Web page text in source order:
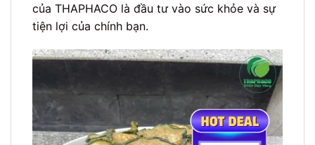
của THAPHACO là đầu tư vào sức khỏe và sự
tiện lợi của chính bạn.